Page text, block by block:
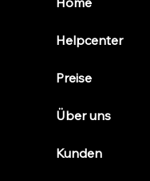
Helpcenter
Preise
Über uns
Kunden